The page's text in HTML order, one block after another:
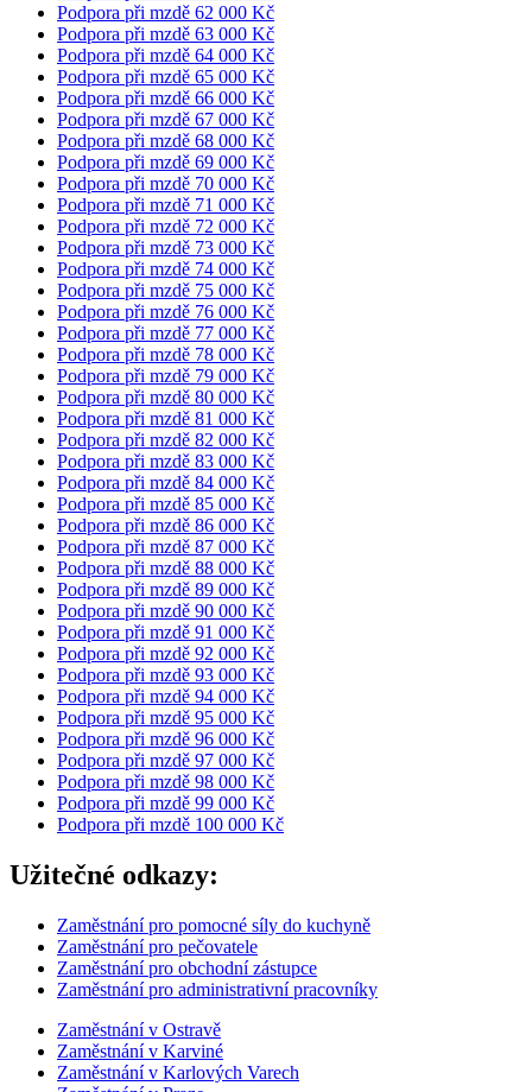
Podpora při mzdě 62 000 Kč
Podpora při mzdě 63 000 Kč
Podpora při mzdě 64 000 Kč
Podpora při mzdě 65 000 Kč
Podpora při mzdě 66 000 Kč
Podpora při mzdě 67 000 Kč
Podpora při mzdě 68 000 Kč
Podpora při mzdě 69 000 Kč
Podpora při mzdě 70 000 Kč
Podpora při mzdě 71 000 Kč
Podpora při mzdě 72 000 Kč
Podpora při mzdě 73 000 Kč
Podpora při mzdě 74 000 Kč
Podpora při mzdě 75 000 Kč
Podpora při mzdě 76 000 Kč
Podpora při mzdě 77 000 Kč
Podpora při mzdě 78 000 Kč
Podpora při mzdě 79 000 Kč
Podpora při mzdě 80 000 Kč
Podpora při mzdě 81 000 Kč
Podpora při mzdě 82 000 Kč
Podpora při mzdě 83 000 Kč
Podpora při mzdě 84 000 Kč
Podpora při mzdě 85 000 Kč
Podpora při mzdě 86 000 Kč
Podpora při mzdě 87 000 Kč
Podpora při mzdě 88 000 Kč
Podpora při mzdě 89 000 Kč
Podpora při mzdě 90 000 Kč
Podpora při mzdě 91 000 Kč
Podpora při mzdě 92 000 Kč
Podpora při mzdě 93 000 Kč
Podpora při mzdě 94 000 Kč
Podpora při mzdě 95 000 Kč
Podpora při mzdě 96 000 Kč
Podpora při mzdě 97 000 Kč
Podpora při mzdě 98 000 Kč
Podpora při mzdě 99 000 Kč
Podpora při mzdě 100 000 Kč
Užitečné odkazy:
Zaměstnání pro pomocné síly do kuchyně
Zaměstnání pro pečovatele
Zaměstnání pro obchodní zástupce
Zaměstnání pro administrativní pracovníky
Zaměstnání v Ostravě
Zaměstnání v Karviné
Zaměstnání v Karlových Varech